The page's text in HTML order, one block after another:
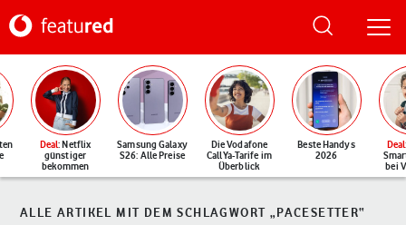
Deal: Netflix
günstiger
bekommen
Samsung Galaxy
S26: Alle Preise
Die Vodafone
CallYa-Tarife im
Überblick
Beste Handys
2026
Deal
bei
ALLE ARTIKEL MIT DEM SCHLAGWORT „PACESETTER“